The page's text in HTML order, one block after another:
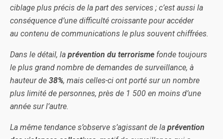
ciblage plus précis de la part des services ; c’est aussi la
conséquence d’une difficulté croissante pour accéder
au contenu de communications le plus souvent chiffrées.
Dans le détail, la prévention du terrorisme fonde toujours
le plus grand nombre de demandes de surveillance, à
hauteur de 38%, mais celles-ci ont porté sur un nombre
plus limité de personnes, près de 1 500 en moins d’une
année sur l’autre.
La même tendance s’observe s’agissant de la prévention